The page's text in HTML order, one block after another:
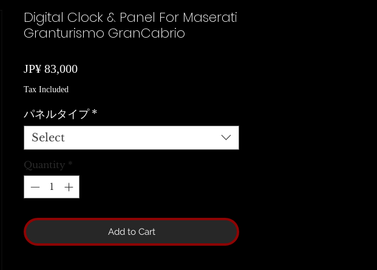
Digital Clock & Panel For Maserati
Granturismo GranCabrio
JP¥ 83,000Price
Tax Included
パネルタイプ *
Select
Quantity *
Add to Cart